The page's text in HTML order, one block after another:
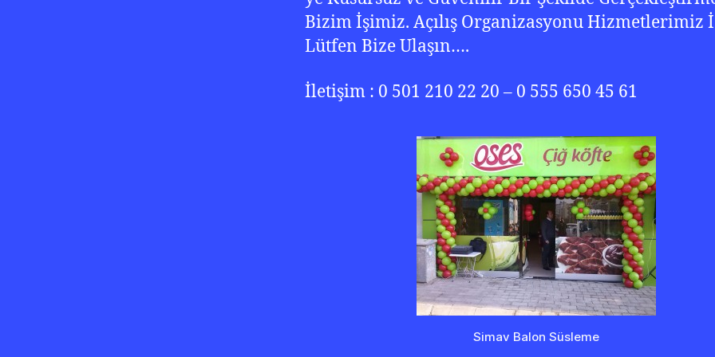
Bizim İşimiz. Açılış Organizasyonu Hizmetlerimiz
Lütfen Bize Ulaşın….
İletişim : 0 501 210 22 20 – 0 555 650 45 61
Simav Balon Süsleme